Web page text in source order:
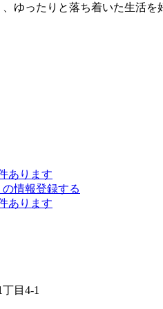
ゆったりと落ち着いた生活を
あります
情報登録する
あります
目4-1